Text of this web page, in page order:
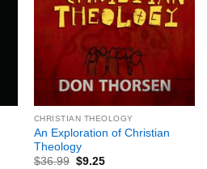
CHRISTIAN THEOLOGY
An Exploration of Christian
Theology
$36.99 $9.25